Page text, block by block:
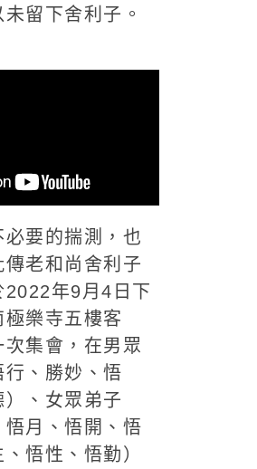
留下舍利子。
要的揣測，也
老和尚舍利子
2022年9月4日下
樂寺五樓客
集會，在男眾
行、勝妙、悟
、女眾弟子
悟月、悟開、悟
悟性、悟勤）